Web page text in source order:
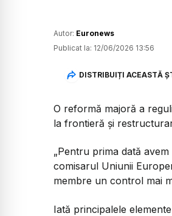
Autor: Euronews
Publicat la: 12/06/2026 13:56
DISTRIBUIȚI ACEASTĂ
O reformă majoră a
la frontieră și
„Pentru prima dată
comisarul Uniunii
membre un control mai
Iată principalele